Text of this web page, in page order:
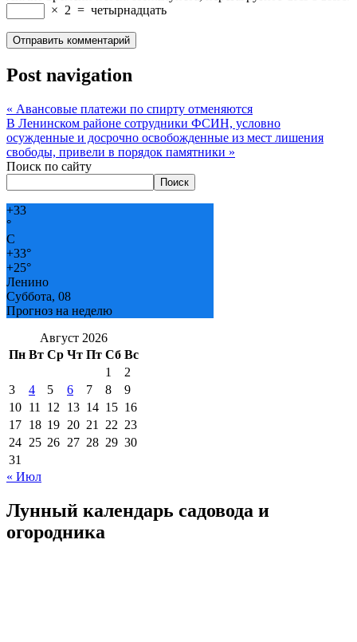
× 2 = четырнадцать
Post navigation
« Авансовые платежи по спирту отменяются
В Ленинском районе сотрудники ФСИН, условно
осужденные и досрочно освобожденные из мест лишения
свободы, привели в порядок памятники »
Поиск по сайту
Поиск
+33
°
C
+33°
+25°
Ленино
Суббота, 08
Прогноз на неделю
Август 2026
Пн Вт Ср Чт Пт Сб Вс
1
2
3
4 5 6 7 8
9
10 11 12 13 14 15 16
17 18 19 20 21 22 23
24 25 26 27 28 29 30
31
« Июл
Лунный календарь садовода и
огородника